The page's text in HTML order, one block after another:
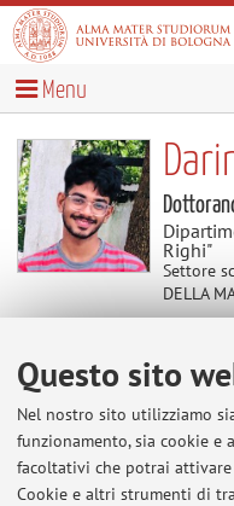
Questo sito
Nel nostro sito utilizziamo
funzionamento, sia cookie
facoltativi che potrai
Cookie e altri strumenti di
Menu
Righi"
Settore
DELLA
Pubblicazioni
First-Principles Study of
Derivatives of Thiourea : J.
13920–13928